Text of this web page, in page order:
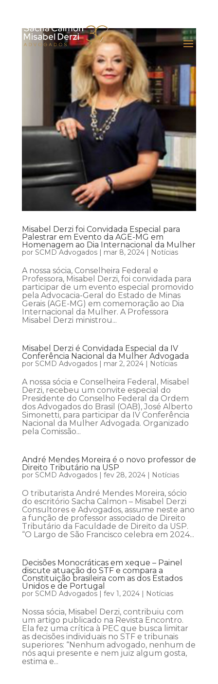
Misabel Derzi foi Convidada Especial para
Palestrar em Evento da AGE-MG em
Homenagem ao Dia Internacional da Mulher
por SCMD Advogados| mar 8, 2024| Notícias
A nossa sócia, Conselheira Federal e
Professora, Misabel Derzi, foi convidada para
participar de um evento especial promovido
pela Advocacia-Geral do Estado de Minas
Gerais (AGE-MG) em comemoração ao Dia
Internacional da Mulher. A Professora
Misabel Derzi ministrou...
Misabel Derzi é Convidada Especial da IV
Conferência Nacional da Mulher Advogada
por SCMD Advogados| mar 2, 2024| Notícias
A nossa sócia e Conselheira Federal, Misabel
Derzi, recebeu um convite especial do
Presidente do Conselho Federal da Ordem
dos Advogados do Brasil (OAB), José Alberto
Simonetti, para participar da IV Conferência
Nacional da Mulher Advogada. Organizado
pela Comissão...
André Mendes Moreira é o novo professor de
Direito Tributário na USP
por SCMD Advogados| fev 28, 2024| Notícias
O tributarista André Mendes Moreira, sócio
do escritório Sacha Calmon – Misabel Derzi
Consultores e Advogados, assume neste ano
a função de professor associado de Direito
Tributário da Faculdade de Direito da USP.
“O Largo de São Francisco celebra em 2024...
Decisões Monocráticas em xeque – Painel
discute atuação do STF e compara a
Constituição brasileira com as dos Estados
Unidos e de Portugal
por SCMD Advogados| fev 1, 2024| Notícias
Nossa sócia, Misabel Derzi, contribuiu com
um artigo publicado na Revista Encontro.
Ela fez uma crítica à PEC que busca limitar
as decisões individuais no STF e tribunais
superiores: “Nenhum advogado, nenhum de
nós aqui presente e nem juiz algum gosta,
estima e...